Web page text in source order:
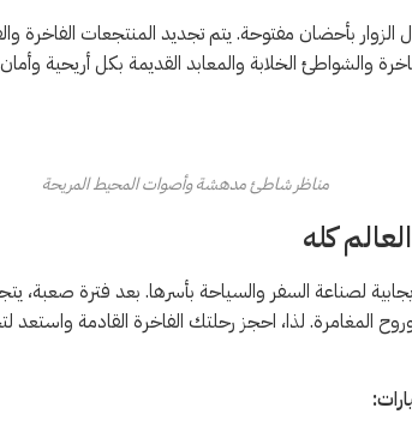
بأحضان مفتوحة. يتم تجديد المنتجعات الفاخرة
والشواطئ الخلابة والمعابد القديمة بكل أريحية
مناظر شاطئ مدهشة وأصوات المحيط المريحة
كله
لصناعة السفر والسياحة بأسرها. بعد فترة صعبة،
وروح المغامرة. لذا، احجز رحلتك الفاخرة القادمة